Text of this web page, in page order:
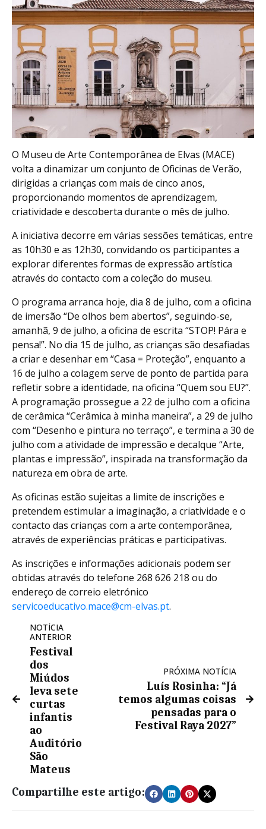
O Museu de Arte Contemporânea de Elvas (MACE)
volta a dinamizar um conjunto de Oficinas de Verão,
dirigidas a crianças com mais de cinco anos,
proporcionando momentos de aprendizagem,
criatividade e descoberta durante o mês de julho.
A iniciativa decorre em várias sessões temáticas, entre
as 10h30 e as 12h30, convidando os participantes a
explorar diferentes formas de expressão artística
através do contacto com a coleção do museu.
O programa arranca hoje, dia 8 de julho, com a oficina
de imersão “De olhos bem abertos”, seguindo-se,
amanhã, 9 de julho, a oficina de escrita “STOP! Pára e
pensa!”. No dia 15 de julho, as crianças são desafiadas
a criar e desenhar em “Casa = Proteção”, enquanto a
16 de julho a colagem serve de ponto de partida para
refletir sobre a identidade, na oficina “Quem sou EU?”.
A programação prossegue a 22 de julho com a oficina
de cerâmica “Cerâmica à minha maneira”, a 29 de julho
com “Desenho e pintura no terraço”, e termina a 30 de
julho com a atividade de impressão e decalque “Arte,
plantas e impressão”, inspirada na transformação da
natureza em obra de arte.
As oficinas estão sujeitas a limite de inscrições e
pretendem estimular a imaginação, a criatividade e o
contacto das crianças com a arte contemporânea,
através de experiências práticas e participativas.
As inscrições e informações adicionais podem ser
obtidas através do telefone 268 626 218 ou do
endereço de correio eletrónico
servicoeducativo.mace@cm-elvas.pt.
NOTÍCIA
ANTERIOR
Festival
dos
Miúdos
leva sete
curtas
infantis
ao
Auditório
São
Mateus
PRÓXIMA NOTÍCIA
Luís Rosinha: “Já
temos algumas coisas
pensadas para o
Festival Raya 2027”
Compartilhe este artigo: